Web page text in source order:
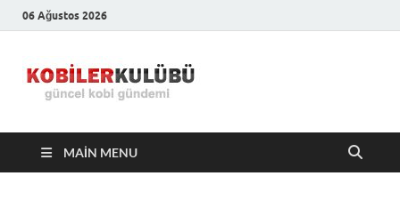
06 Ağustos 2026
Kulübü –
En Güncel
MAIN MENU